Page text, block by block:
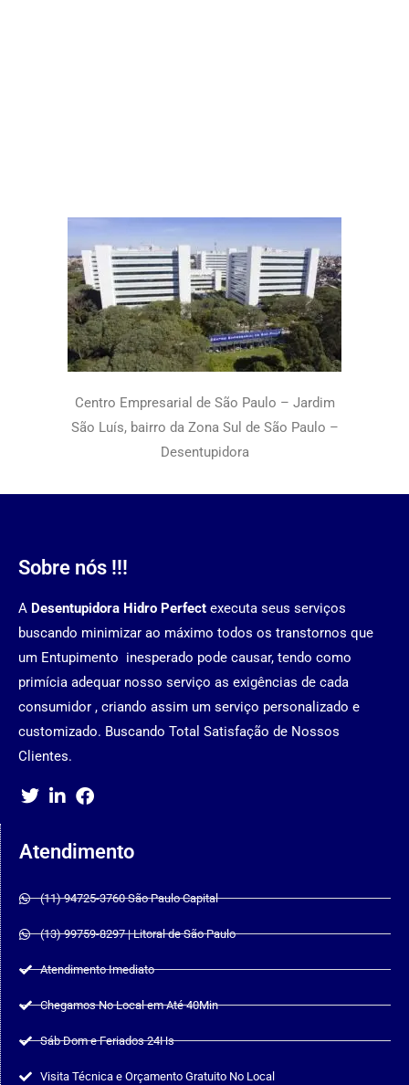
Centro Empresarial de São Paulo – Jardim
São Luís, bairro da Zona Sul de São Paulo –
Desentupidora
Sobre nós !!!
A Desentupidora Hidro Perfect executa seus serviços
buscando minimizar ao máximo todos os transtornos que
um Entupimento inesperado pode causar, tendo como
primícia adequar nosso serviço as exigências de cada
consumidor , criando assim um serviço personalizado e
customizado. Buscando Total Satisfação de Nossos
Clientes.
Atendimento
(11) 94725-3760 São Paulo Capital
(13) 99759-8297 | Litoral de São Paulo
Atendimento Imediato
Chegamos No Local em Até 40Min
Sáb Dom e Feriados 24Hs
Visita Técnica e Orçamento Gratuito No Local